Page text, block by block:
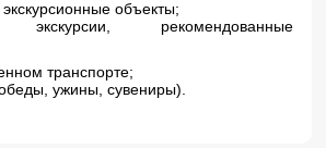
объекты;
экскурсии, рекомендованные
транспорте;
ужины, сувениры).